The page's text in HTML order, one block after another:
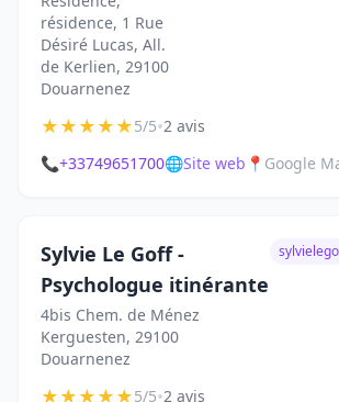
résidence, 1 Rue
Désiré Lucas, All.
de Kerlien, 29100
Douarnenez
★★★★★5/5•2 avis
📞+33749651700🌐Site web 📍 Google
Sylvie Le Goff -
Psychologue itinérante
4bis Chem. de Ménez
Kerguesten, 29100
Douarnenez
★★★★★5/5•2 avis